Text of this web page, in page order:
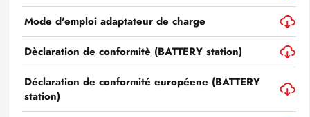
Mode d'emploi adaptateur de charge
Dèclaration de conformitè (BATTERY station)
Déclaration de conformité européene (BATTERY
station)